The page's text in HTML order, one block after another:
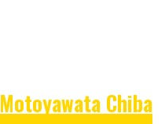
Motoyawata Chiba